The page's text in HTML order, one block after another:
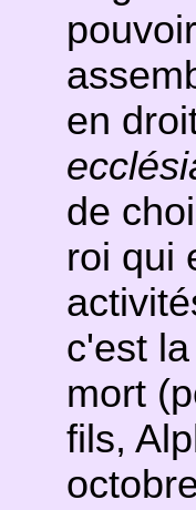
en
de
roi qui
c'est
mort
fils,